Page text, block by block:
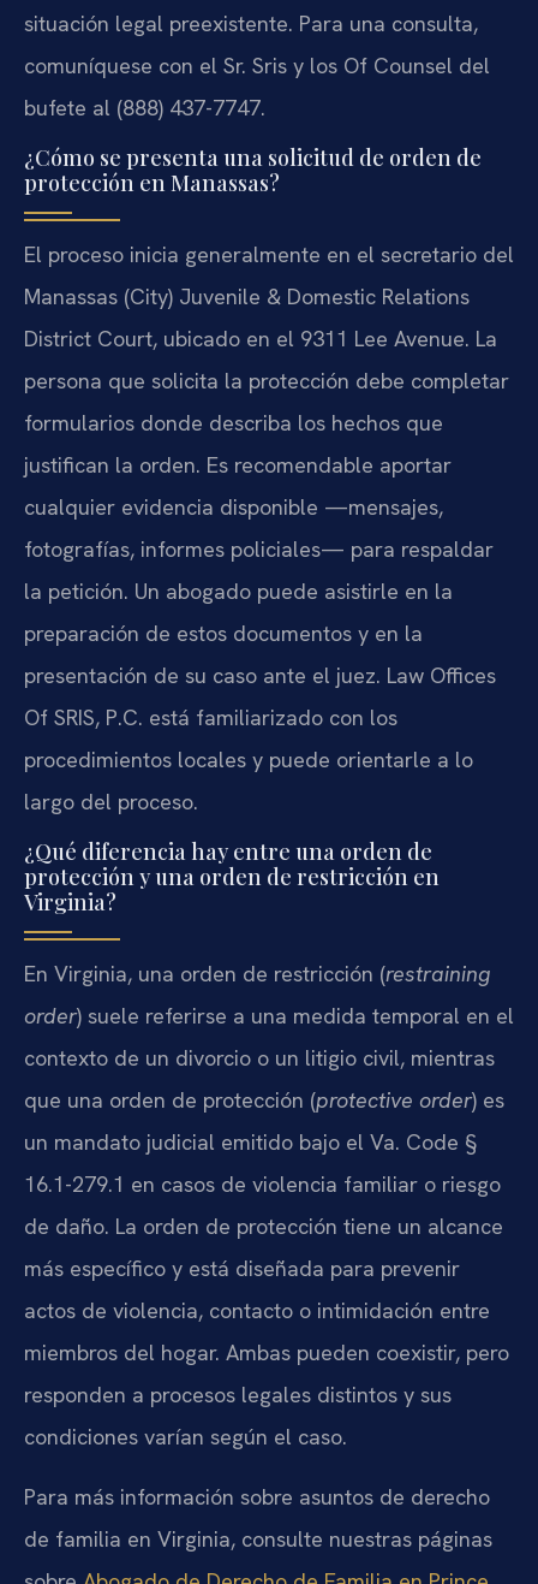
situación legal preexistente. Para una consulta,
comuníquese con el Sr. Sris y los Of Counsel del
bufete al (888) 437-7747.
¿Cómo se presenta una solicitud de orden de
protección en Manassas?
El proceso inicia generalmente en el secretario del
Manassas (City) Juvenile & Domestic Relations
District Court, ubicado en el 9311 Lee Avenue. La
persona que solicita la protección debe completar
formularios donde describa los hechos que
justifican la orden. Es recomendable aportar
cualquier evidencia disponible —mensajes,
fotografías, informes policiales— para respaldar
la petición. Un abogado puede asistirle en la
preparación de estos documentos y en la
presentación de su caso ante el juez. Law Offices
Of SRIS, P.C. está familiarizado con los
procedimientos locales y puede orientarle a lo
largo del proceso.
¿Qué diferencia hay entre una orden de
protección y una orden de restricción en
Virginia?
En Virginia, una orden de restricción (restraining
order) suele referirse a una medida temporal en el
contexto de un divorcio o un litigio civil, mientras
que una orden de protección (protective order) es
un mandato judicial emitido bajo el Va. Code §
16.1-279.1 en casos de violencia familiar o riesgo
de daño. La orden de protección tiene un alcance
más específico y está diseñada para prevenir
actos de violencia, contacto o intimidación entre
miembros del hogar. Ambas pueden coexistir, pero
responden a procesos legales distintos y sus
condiciones varían según el caso.
Para más información sobre asuntos de derecho
de familia en Virginia, consulte nuestras páginas